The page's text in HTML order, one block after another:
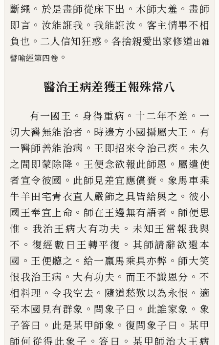
斷繩 。 於是畫師從床下出 。木師大羞 。畫師
即言 。 汝能誑我 。 我能誑汝 。 客主情畢不相
負也 。 二人信知狂惑 。各捨親愛出家修道出雜
譬喻經第四卷 。
醫治王病差獲王報殊常八
有一國王 。 身得重病 。十二年不差 。 一
切大醫無能治者 。 時邊方小國攝屬大王 。 有
一醫師善能治病 。 王即招來令治己疾 。 未久
之間即蒙除降 。 王便念欲報此師恩 。 屬遣使
者宣令彼國 。 此師見差宜應償賚 。 象馬車乘
牛羊田宅青衣直人嚴飾之具皆給與之 。 彼小
國王奉宣上命 。 師在王邊無有語者 。 師便思
惟 。 我治王病大有功夫 。 未知王當報我與
不 。 復經數日王轉平復 。 其師請辭欲還本
國 。 王便聽之 。 給一羸馬乘具亦弊 。 師大笑
恨我治王病 。 大有功夫 。 而王不識恩分 。 不
相料理 。令我空去 。 隨道愁歎以為永恨 。 適
至本國見有群象 。 問象子曰 。 此誰家象 。 象
子答曰 。 此是某甲師象 。 復問象子曰 。 某甲
師何從得此象子 。答曰 。 某甲師治大王病